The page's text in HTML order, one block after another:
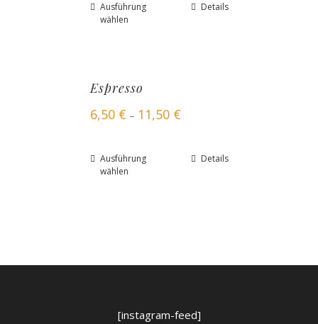
Ausführung
wählen
Details
Espresso
6,50 € – 11,50 €
Ausführung
wählen
Details
[instagram-feed]